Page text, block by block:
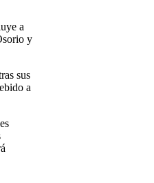
a
y
sus
a